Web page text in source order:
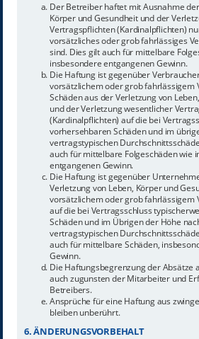
Der Betreiber haftet mit Ausnahme
Körper und Gesundheit und der
Vertragspflichten (Kardinalpflichten)
vorsätzliches oder grob fahrlässiges
sind. Dies gilt auch für mittelbare
insbesondere entgangenen Gewinn.
Die Haftung ist gegenüber
vorsätzlichem oder grob fahrlässigem
Schäden aus der Verletzung von
und der Verletzung wesentlicher
(Kardinalpflichten) auf die bei
vorhersehbaren Schäden und im
vertragstypischen
auch für mittelbare Folgeschäden wie
entgangenen Gewinn.
Die Haftung ist gegenüber
Verletzung von Leben, Körper und
vorsätzlichem oder grob fahrlässigem
auf die bei Vertragsschluss
Schäden und im Übrigen der Höhe
vertragstypischen
auch für mittelbare Schäden,
Gewinn.
Die Haftungsbegrenzung der Absätze
auch zugunsten der Mitarbeiter und
Betreibers.
Ansprüche für eine Haftung aus
bleiben unberührt.
6. ÄNDERUNGSVORBEHALT